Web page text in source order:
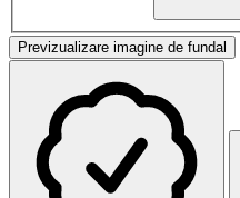
Previzualizare imagine de fundal